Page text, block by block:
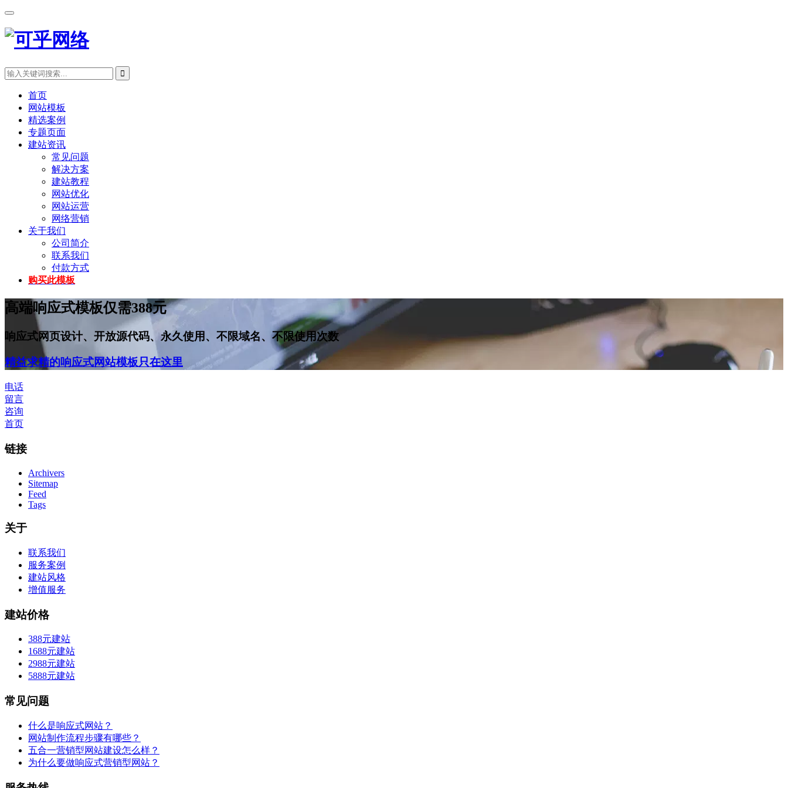
首页
网站模板
精选案例
专题页面
建站资讯
常见问题
解决方案
建站教程
网站优化
网站运营
网络营销
关于我们
公司简介
联系我们
付款方式
购买此模板
高端响应式模板仅需388元
响应式网页设计、开放源代码、永久使用、不限域名、不限使用次数
精益求精的响应式网站模板只在这里
电话
留言
咨询
首页
链接
Archivers
Sitemap
Feed
Tags
关于
联系我们
服务案例
建站风格
增值服务
建站价格
388元建站
1688元建站
2988元建站
5888元建站
常见问题
什么是响应式网站？
网站制作流程步骤有哪些？
五合一营销型网站建设怎么样？
为什么要做响应式营销型网站？